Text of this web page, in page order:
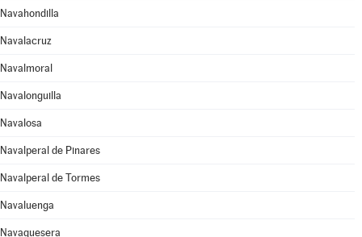
Navahondilla
Navalacruz
Navalmoral
Navalonguilla
Navalosa
Navalperal de Pinares
Navalperal de Tormes
Navaluenga
Navaquesera